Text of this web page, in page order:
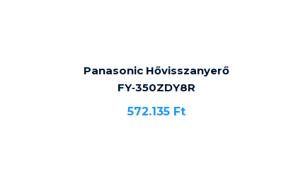
Panasonic Hővisszanyerő
FY‐350ZDY8R
572.135 Ft